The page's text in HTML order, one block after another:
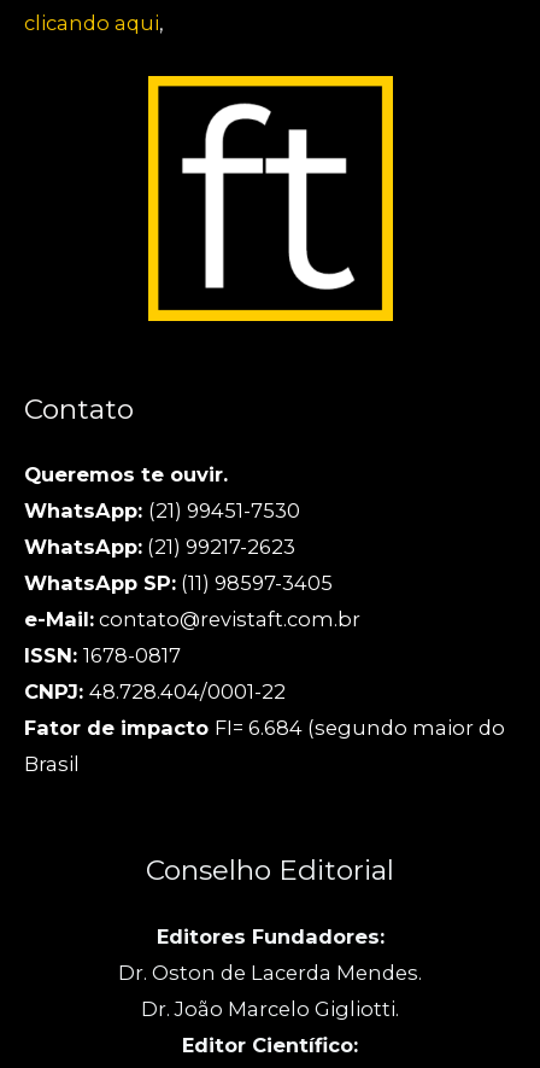
clicando aqui,
Contato
Queremos te ouvir.
WhatsApp: (21) 99451-7530
WhatsApp: (21) 99217-2623
WhatsApp SP: (11) 98597-3405
e-Mail: contato@revistaft.com.br
ISSN: 1678-0817
CNPJ: 48.728.404/0001-22
Fator de impacto FI= 6.684 (segundo maior do
Brasil
Conselho Editorial
Editores Fundadores:
Dr. Oston de Lacerda Mendes.
Dr. João Marcelo Gigliotti.
Editor Científico: